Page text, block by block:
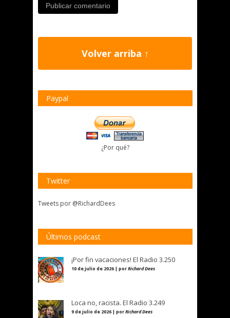
Volver arriba ↑
Paypal
¿Por qué?
Twitter
Tweets por @RichardDees
Últimos podcast
¡Por fin vacaciones! El Radio 3.250
10 de julio de 2026 | porRichard Dees
Loca no, racista. El Radio 3.249
9 de julio de 2026 | porRichard Dees